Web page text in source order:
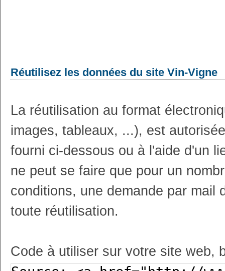
Réutilisez les données du site Vin-Vigne
La réutilisation au format
images, tableaux, ...), est
fourni ci-dessous ou à l'aide d'un
ne peut se faire que pour un
conditions, une demande par mail
toute réutilisation.
Code à utiliser sur votre site web,